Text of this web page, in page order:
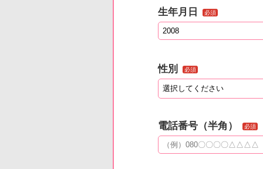
生年月日 必須
性別 必須
電話番号（半角） 必須